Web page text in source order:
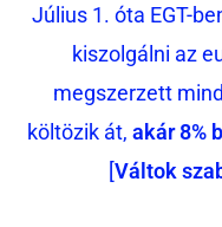
Július 1. óta EGT-
kiszolgálni az
megszerzett
költözik át, akár 8%
[Váltok